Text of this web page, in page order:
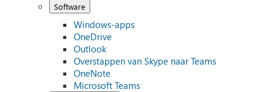
Software
Windows-apps
OneDrive
Outlook
Overstappen van Skype naar Teams
OneNote
Microsoft Teams